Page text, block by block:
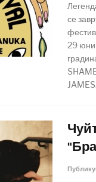
се
29